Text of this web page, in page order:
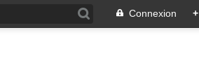
Connexion +